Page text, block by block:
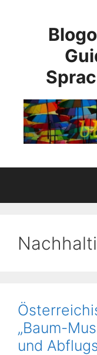
„Baum-
und